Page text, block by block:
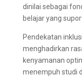
dinilai sebagai
belajar yang
Pendekatan
menghadirkan
kenyamanan
menempuh studi